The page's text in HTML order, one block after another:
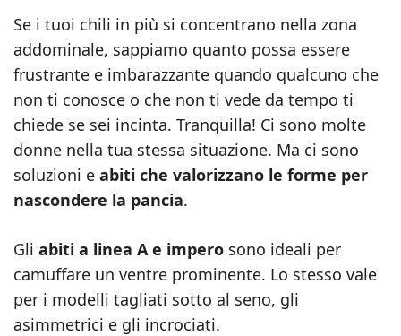
Se i tuoi chili in più si concentrano nella zona
addominale, sappiamo quanto possa essere
frustrante e imbarazzante quando qualcuno che
non ti conosce o che non ti vede da tempo ti
chiede se sei incinta. Tranquilla! Ci sono molte
donne nella tua stessa situazione. Ma ci sono
soluzioni e abiti che valorizzano le forme per
nascondere la pancia.
Gli abiti a linea A e impero sono ideali per
camuffare un ventre prominente. Lo stesso vale
per i modelli tagliati sotto al seno, gli
asimmetrici e gli incrociati.